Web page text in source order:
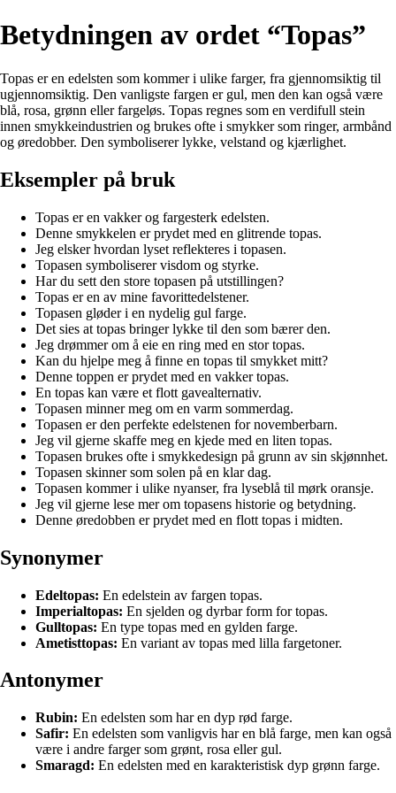
Betydningen av ordet “Topas”
Topas er en edelsten som kommer i ulike farger, fra gjennomsiktig til
ugjennomsiktig. Den vanligste fargen er gul, men den kan også være
blå, rosa, grønn eller fargeløs. Topas regnes som en verdifull stein
innen smykkeindustrien og brukes ofte i smykker som ringer, armbånd
og øredobber. Den symboliserer lykke, velstand og kjærlighet.
Eksempler på bruk
Topas er en vakker og fargesterk edelsten.
Denne smykkelen er prydet med en glitrende topas.
Jeg elsker hvordan lyset reflekteres i topasen.
Topasen symboliserer visdom og styrke.
Har du sett den store topasen på utstillingen?
Topas er en av mine favorittedelstener.
Topasen gløder i en nydelig gul farge.
Det sies at topas bringer lykke til den som bærer den.
Jeg drømmer om å eie en ring med en stor topas.
Kan du hjelpe meg å finne en topas til smykket mitt?
Denne toppen er prydet med en vakker topas.
En topas kan være et flott gavealternativ.
Topasen minner meg om en varm sommerdag.
Topasen er den perfekte edelstenen for novemberbarn.
Jeg vil gjerne skaffe meg en kjede med en liten topas.
Topasen brukes ofte i smykkedesign på grunn av sin skjønnhet.
Topasen skinner som solen på en klar dag.
Topasen kommer i ulike nyanser, fra lyseblå til mørk oransje.
Jeg vil gjerne lese mer om topasens historie og betydning.
Denne øredobben er prydet med en flott topas i midten.
Synonymer
Edeltopas: En edelstein av fargen topas.
Imperialtopas: En sjelden og dyrbar form for topas.
Gulltopas: En type topas med en gylden farge.
Ametisttopas: En variant av topas med lilla fargetoner.
Antonymer
Rubin: En edelsten som har en dyp rød farge.
Safir: En edelsten som vanligvis har en blå farge, men kan også
være i andre farger som grønt, rosa eller gul.
Smaragd: En edelsten med en karakteristisk dyp grønn farge.